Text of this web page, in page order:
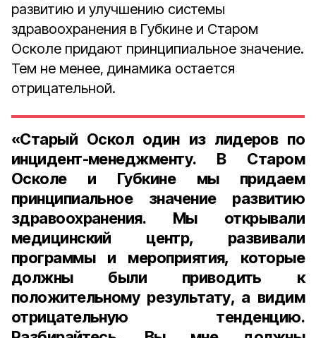
развитию и улучшению системы
здравоохранения в Губкине и Старом
Осколе придают принципиальное значение.
Тем не менее, динамика остается
отрицательной.
«Старый Оскол один из лидеров по
инцидент-менеджменту. В Старом
Осколе и Губкине мы придаем
принципиальное значение развитию
здравоохранения. Мы открывали
медицинский центр, развивали
программы и мероприятия, которые
должны были приводить к
положительному результату, а видим
отрицательную тенденцию.